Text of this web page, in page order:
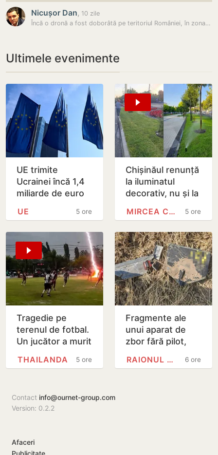
Nicușor Dan, 10 zile
Încă o dronă a fost doborâtă pe teritoriul României, în zona Sulina…
Ultimele evenimente
UE trimite
Ucrainei încă 1,4
miliarde de euro
generate de
înghețate
5 ore
UE
Chișinăul renunță
la iluminatul
decorativ, nu și la
Irigarea spațiilor5 ore
MIRCEA CEL BĂTRÂN
Tragedie pe
terenul de fotbal.
Un jucător a murit
chiar în timpul
5 ore
THAILANDA
Fragmente ale
unui aparat de
zbor fără pilot,
6 ore
RAIONUL CAHUL
Contact info@ournet-group.com
Version: 0.2.2
Afaceri
Publicitate